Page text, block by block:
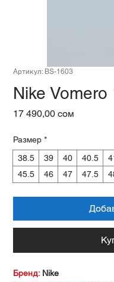
Артикул: BS-1603
Nike Vomero
17 490,00 сом
Размер *
38.5
39 40 40.5
45.5
46 47 47.5
Бренд:Nike